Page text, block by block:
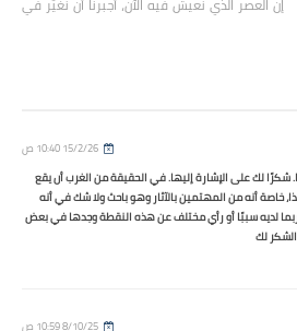
15/2/26 10:40 ص
لك على الإشارة إليها. في الحقيقة من الغرب أن يقع
خاصة أنه من المهتمين بالآثار وهو باحث ولا شك في أنه
لديه سببًا أو رأي مختلف عن هذه النقطة وجدها في بعض
الشكر لك
8/10/25 10:59 ص